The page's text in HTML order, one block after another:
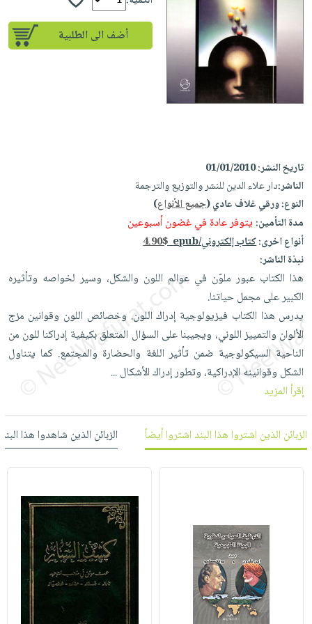
Ai
إختيارات
كتب
أكاديمية
صندوق
حدود
أسئلة
يتكرر
طرحها
Android
تحميل
iKitab
على
Apple
أسئلة
يتكرر
طرحها
تحميل
masmu3
على
masmu3
على
Apple
المواضيع
الأكثر
مبيعاً
وسائل
تعليمية
جوائز
تعليمية
الصحة
والعناية
الشخصية
جديد
أجهزة
العناية
الشخصية
العناية
وتصفيف
الشعر
العناية
بالجسم
العناية
بالأسنان
الحمية
والتغذية
المطبخ
والسفرة
الكل
أواني
الطهي
أدوات
الخبز
أدوات
المائدة
الأوعية
والتخزين
أدوات
المطبخ
متجر
الهدايا
أقسام
الأكثر
مبيعاً
العودة
للمدارس
اكسسوارات
كتب
اكسسوارات
مطرزات
حقائب
حلي
عناية
بالذات
شحن
مجاني
بنود
مختارة
اشتراكات
كل
الاشتراكات
بحث
متقدم
الشركة
سياسة
الشركة
الأمنيات
أضف الى الطلبية
تاريخ النشر:01/01/2010
الناشر:دار علاء الدين للنشر والتوزيع والترجمة
النوع:ورقي غلاف عادي (جميع الأنواع)
مدة التأمين:يتوفر عادة في غضون أسبوعين
أنواع اخرى:كتاب إلكتروني/epub
4.90$
نبذة الناشر:
هذا الكتاب عبور ملوّن في عوالم اللون والشكل، وسير لخواصه وتأثيره
الكبير على مجمل حياتنا.
يدرس هذا الكتاب فيزيولوجية إدراك اللون. وخصائص اللون وقوانين مزج
الألوان والتمييز اللوني، ويجيبنا على السؤال المتعلق بكيفية إدراكنا للون من
الناحية السيكولوجية ضمن تأثير اللغة والحضارة والمجتمع. كما يتناول
الشكل وقوانينه الإدراكية، وتطور إدراك الأشكال...
إقرأ المزيد
الزبائن الذين اشتروا هذا البند اشتروا أيضاً الزبائن الذين شاهدوا هذا